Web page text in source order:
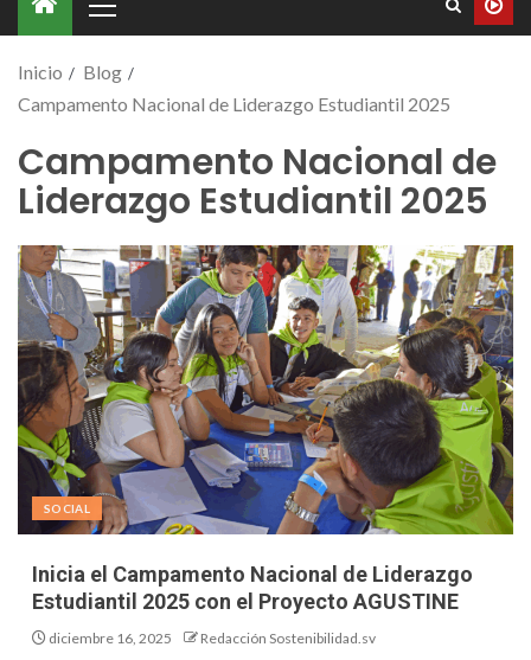
Inicio
Blog
Campamento Nacional de Liderazgo Estudiantil 2025
Campamento Nacional de
Liderazgo Estudiantil 2025
SOCIAL
Inicia el Campamento Nacional de Liderazgo
Estudiantil 2025 con el Proyecto AGUSTINE
diciembre 16, 2025 Redacción Sostenibilidad.sv